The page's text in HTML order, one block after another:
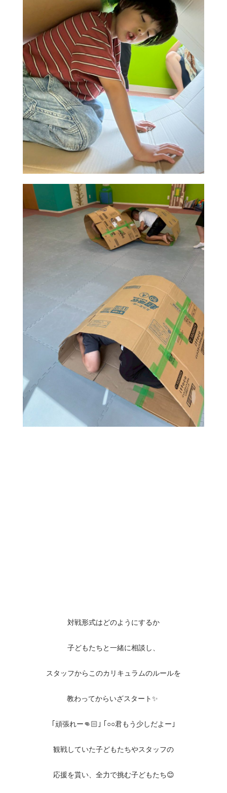
対戦形式はどのようにするか
子どもたちと一緒に相談し、
スタッフからこのカリキュラムのルールを
教わってからいざスタート✨
｢頑張れー👊🏻｣ ｢○○君もう少しだよー｣
観戦していた子どもたちやスタッフの
応援を貰い、全力で挑む子どもたち😊